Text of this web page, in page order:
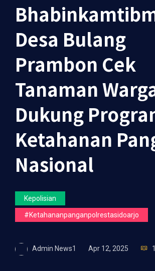
Desa Bulang
Prambon Cek
Tanaman
Dukung
Ketahanan
Nasional
Kepolisian
#ketahananpanganpolrestasidoarjo
Admin News1 Apr 12, 2025